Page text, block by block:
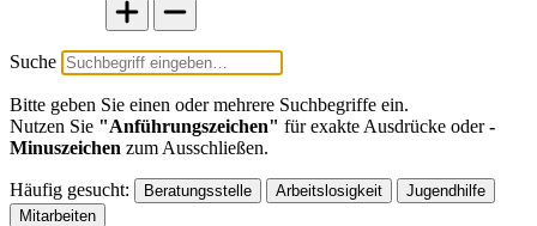
Suche
Bitte geben Sie einen oder mehrere Suchbegriffe ein.
Nutzen Sie "Anführungszeichen" für exakte Ausdrücke oder-
Minuszeichen zum Ausschließen.
Häufig gesucht: Beratungsstelle Arbeitslosigkeit
Jugendhilfe
Mitarbeiten